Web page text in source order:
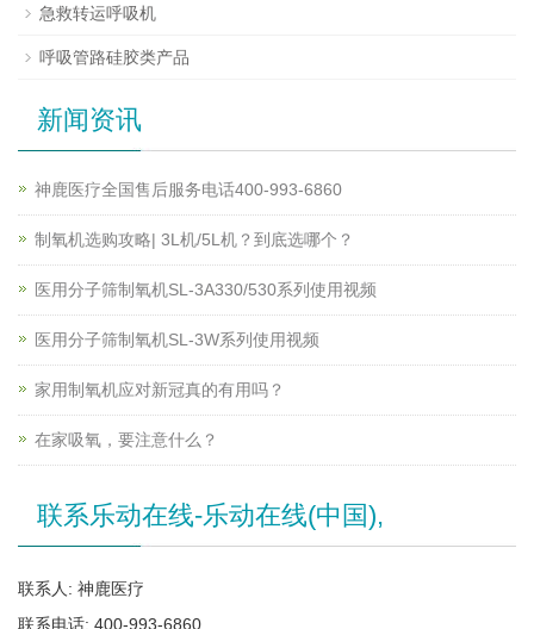
急救转运呼吸机
呼吸管路硅胶类产品
新闻资讯
神鹿医疗全国售后服务电话400-993-6860
制氧机选购攻略| 3L机/5L机？到底选哪个？
医用分子筛制氧机SL-3A330/530系列使用视频
医用分子筛制氧机SL-3W系列使用视频
家用制氧机应对新冠真的有用吗？
在家吸氧，要注意什么？
联系乐动在线-乐动在线(中国),
联系人: 神鹿医疗
联系电话: 400-993-6860